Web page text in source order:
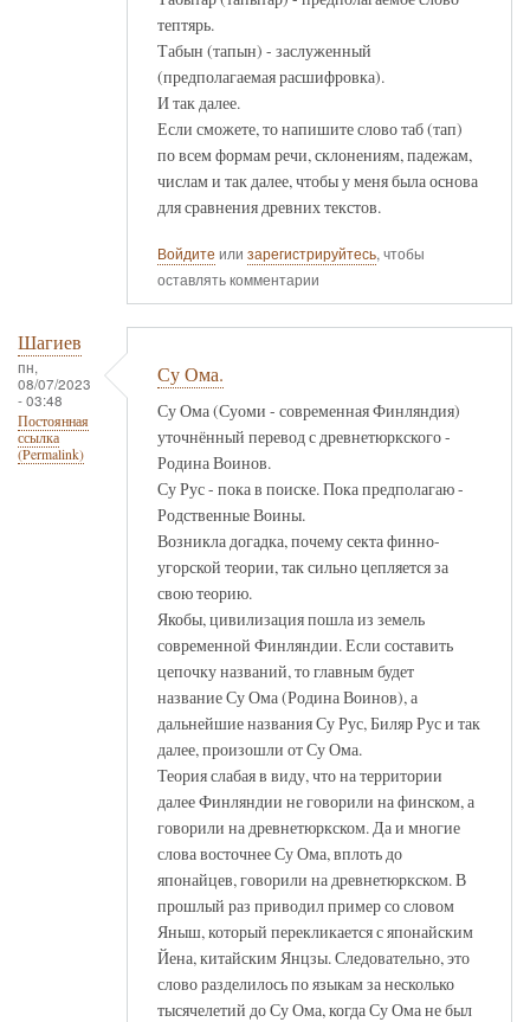
тептярь.
Табын (тапын) - заслуженный
(предполагаемая расшифровка).
И так далее.
Если сможете, то напишите слово таб (тап)
по всем формам речи, склонениям, падежам,
числам и так далее, чтобы у меня была основа
для сравнения древних текстов.
Войдите или зарегистрируйтесь, чтобы
оставлять комментарии
Шагиев
пн,
08/07/2023
- 03:48
Постоянная
ссылка
(Permalink)
Су Ома.
Су Ома (Суоми - современная Финляндия)
уточнённый перевод с древнетюркского -
Родина Воинов.
Су Рус - пока в поиске. Пока предполагаю -
Родственные Воины.
Возникла догадка, почему секта финно-
угорской теории, так сильно цепляется за
свою теорию.
Якобы, цивилизация пошла из земель
современной Финляндии. Если составить
цепочку названий, то главным будет
название Су Ома (Родина Воинов), а
дальнейшие названия Су Рус, Биляр Рус и так
далее, произошли от Су Ома.
Теория слабая в виду, что на территории
далее Финляндии не говорили на финском, а
говорили на древнетюркском. Да и многие
слова восточнее Су Ома, вплоть до
японайцев, говорили на древнетюркском. В
прошлый раз приводил пример со словом
Яныш, который перекликается с японайским
Йена, китайским Янцзы. Следовательно, это
слово разделилось по языкам за несколько
тысячелетий до Су Ома, когда Су Ома не был